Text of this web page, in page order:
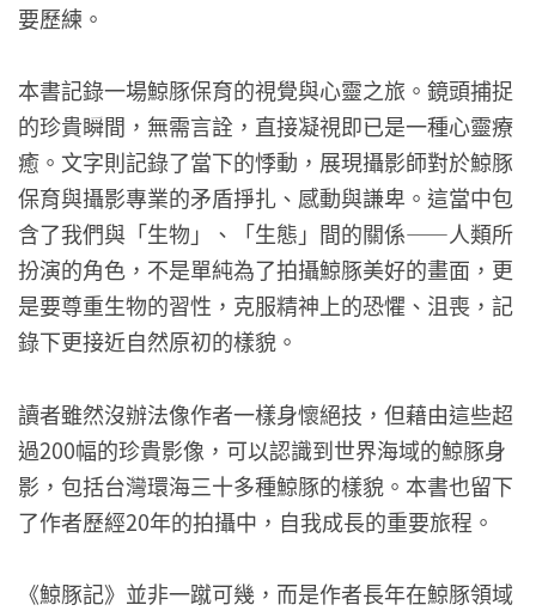
要歷練。
本書記錄一場鯨豚保育的視覺與心靈之旅。鏡頭捕捉
的珍貴瞬間，無需言詮，直接凝視即已是一種心靈療
癒。文字則記錄了當下的悸動，展現攝影師對於鯨豚
保育與攝影專業的矛盾掙扎、感動與謙卑。這當中包
含了我們與「生物」、「生態」間的關係——人類所
扮演的角色，不是單純為了拍攝鯨豚美好的畫面，更
是要尊重生物的習性，克服精神上的恐懼、沮喪，記
錄下更接近自然原初的樣貌。
讀者雖然沒辦法像作者一樣身懷絕技，但藉由這些超
過200幅的珍貴影像，可以認識到世界海域的鯨豚身
影，包括台灣環海三十多種鯨豚的樣貌。本書也留下
了作者歷經20年的拍攝中，自我成長的重要旅程。
《鯨豚記》並非一蹴可幾，而是作者長年在鯨豚領域